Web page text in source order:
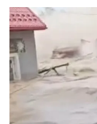
potwierdzają, co
przeżycie
został uratowany.